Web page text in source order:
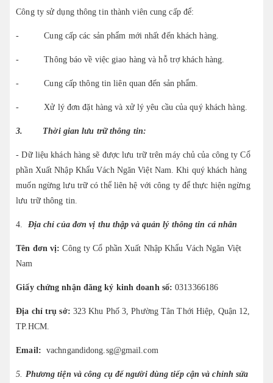
Công ty sử dụng thông tin thành viên cung cấp để:
- Cung cấp các sản phẩm mới nhất đến khách hàng.
- Thông báo về việc giao hàng và hỗ trợ khách hàng.
- Cung cấp thông tin liên quan đến sản phẩm.
- Xử lý đơn đặt hàng và xử lý yêu cầu của quý khách hàng.
3. Thời gian lưu trữ thông tin:
- Dữ liệu khách hàng sẽ được lưu trữ trên máy chủ của công ty Cổ
phần Xuất Nhập Khẩu Vách Ngăn Việt Nam. Khi quý khách hàng
muốn ngừng lưu trữ có thể liên hệ với công ty để thực hiện ngừng
lưu trữ thông tin.
4. Địa chỉ của đơn vị thu thập và quản lý thông tin cá nhân
Tên đơn vị:Công ty Cổ phần Xuất Nhập Khẩu Vách Ngăn Việt
Nam
Giấy chứng nhận đăng ký kinh doanh số:0313366186
Địa chỉ trụ sở: 323 Khu Phố 3, Phường Tân Thới Hiệp, Quận 12,
TP.HCM.
Email: vachngandidong.sg@gmail.com
5. Phương tiện và công cụ để người dùng tiếp cận và chỉnh sửa